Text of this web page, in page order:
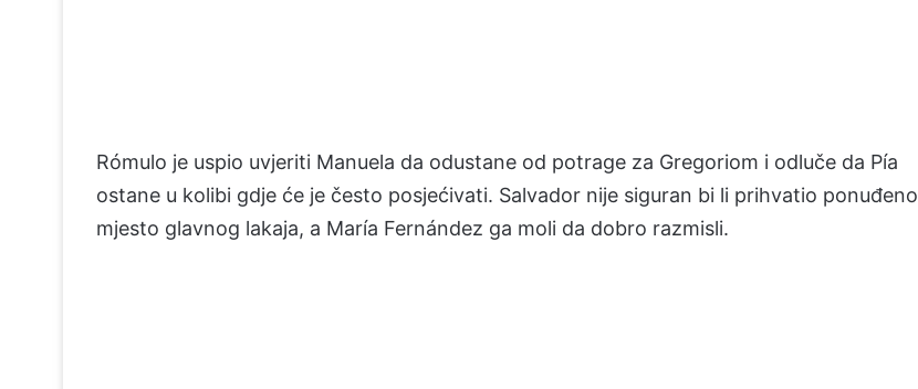
Rómulo je uspio uvjeriti Manuela da odustane od potrage za Gregoriom i odluče da Pía
ostane u kolibi gdje će je često posjećivati. Salvador nije siguran bi li prihvatio ponuđeno
mjesto glavnog lakaja, a María Fernández ga moli da dobro razmisli.